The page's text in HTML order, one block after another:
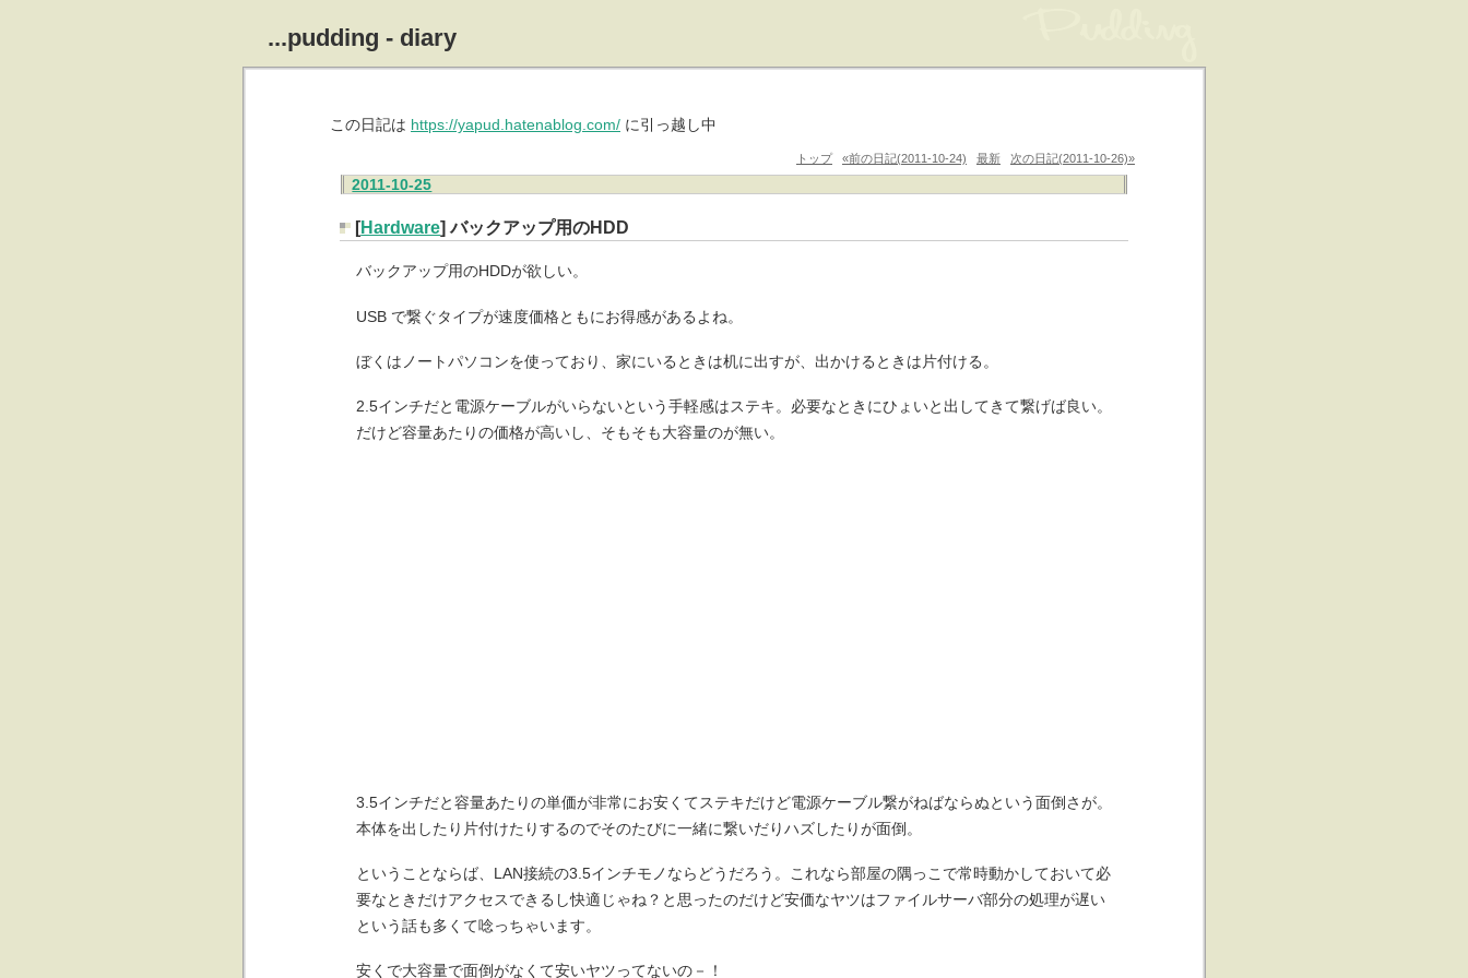
...pudding - diary
この日記は https://yapud.hatenablog.com/ に引っ越し中
トップ «前の日記(2011-10-24) 最新 次の日記(2011-10-26)»
2011-10-25
[Hardware] バックアップ用のHDD
バックアップ用のHDDが欲しい。
USB で繋ぐタイプが速度価格ともにお得感があるよね。
ぼくはノートパソコンを使っており、家にいるときは机に出すが、出かけるときは片付ける。
2.5インチだと電源ケーブルがいらないという手軽感はステキ。必要なときにひょいと出してきて繋げば良い。
だけど容量あたりの価格が高いし、そもそも大容量のが無い。
3.5インチだと容量あたりの単価が非常にお安くてステキだけど電源ケーブル繋がねばならぬという面倒さが。
本体を出したり片付けたりするのでそのたびに一緒に繋いだりハズしたりが面倒。
ということならば、LAN接続の3.5インチモノならどうだろう。これなら部屋の隅っこで常時動かしておいて必
要なときだけアクセスできるし快適じゃね？と思ったのだけど安価なヤツはファイルサーバ部分の処理が遅い
という話も多くて唸っちゃいます。
安くで大容量で面倒がなくて安いヤツってないの－！